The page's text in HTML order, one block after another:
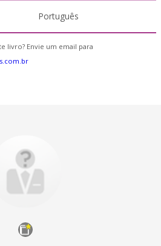
Português
livro? Envie um email para